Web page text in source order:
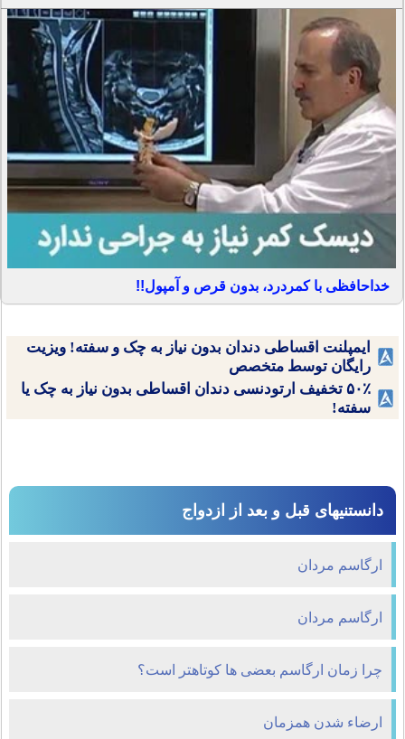
خداحافظی با کمردرد، بدون قرص و آمپول!!
ایمپلنت اقساطی دندان بدون نیاز به چک و سفته! ویزیت
رایگان توسط متخصص
۵۰٪ تخفیف ارتودنسی دندان اقساطی بدون نیاز به چک یا
سفته!
دانستنیهای قبل و بعد از ازدواج
ارگاسم مردان
ارگاسم مردان
چرا زمان ارگاسم بعضی ها کوتاهتر است؟
ارضاء شدن همزمان